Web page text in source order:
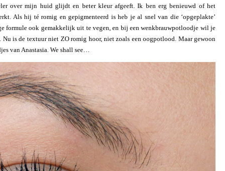
over mijn huid glijdt en beter kleur afgeeft. Ik ben erg benieuwd of het
Als hij té romig en gepigmenteerd is heb je al snel van die ‘opgeplakte’
formule ook gemakkelijk uit te vegen, en bij een wenkbrauwpotloodje wil je
is de textuur niet ZO romig hoor, niet zoals een oogpotlood. Maar gewoon
van Anastasia. We shall see…